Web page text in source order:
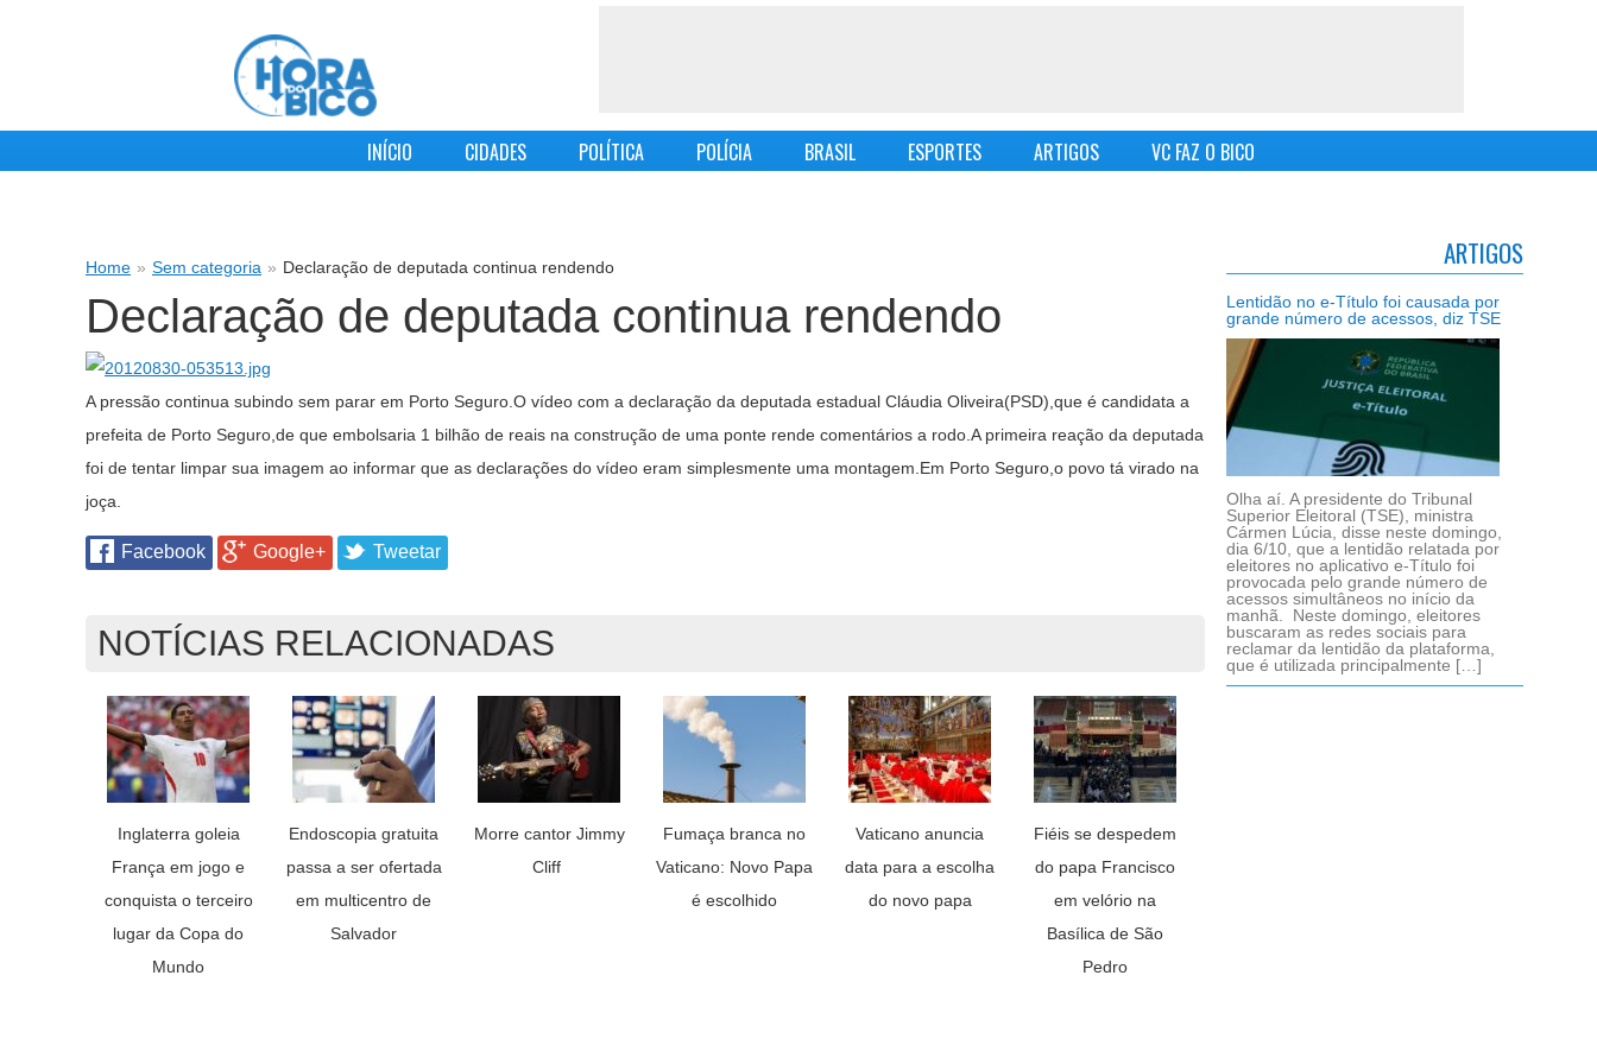
INÍCIO CIDADES POLÍTICA POLÍCIA BRASIL ESPORTES ARTIGOS VC FAZ O BICO
Home » Sem categoria » Declaração de deputada continua rendendo
Declaração de deputada continua rendendo
A pressão continua subindo sem parar em Porto Seguro.O vídeo com a declaração da deputada estadual Cláudia Oliveira(PSD),que é candidata a
prefeita de Porto Seguro,de que embolsaria 1 bilhão de reais na construção de uma ponte rende comentários a rodo.A primeira reação da deputada
foi de tentar limpar sua imagem ao informar que as declarações do vídeo eram simplesmente uma montagem.Em Porto Seguro,o povo tá virado na
joça.
Facebook Google+ Tweetar
NOTÍCIAS RELACIONADAS
Inglaterra goleia
França em jogo e
conquista o terceiro
lugar da Copa do
Mundo
Endoscopia gratuita
passa a ser ofertada
em multicentro de
Salvador
Morre cantor Jimmy
Cliff
Fumaça branca no
Vaticano: Novo Papa
é escolhido
Vaticano anuncia
data para a escolha
do novo papa
Fiéis se despedem
do papa Francisco
em velório na
Basílica de São
Pedro
ARTIGOS
Lentidão no e-Título foi causada por
grande número de acessos, diz TSE
Olha aí. A presidente do Tribunal
Superior Eleitoral (TSE), ministra
Cármen Lúcia, disse neste domingo,
dia 6/10, que a lentidão relatada por
eleitores no aplicativo e-Título foi
provocada pelo grande número de
acessos simultâneos no início da
manhã. Neste domingo, eleitores
buscaram as redes sociais para
reclamar da lentidão da plataforma,
que é utilizada principalmente […]